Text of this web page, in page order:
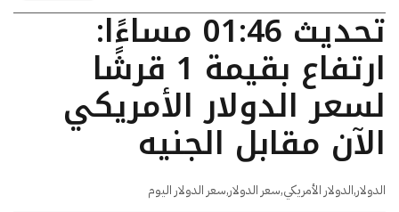
تحديث 01:46 مساءًا:
ارتفاع بقيمة 1 قرشًا
لسعر الدولار الأمريكي
الآن مقابل الجنيه
الدولار,الدولار الأمريكي,سعر الدولار,سعر الدولار اليوم